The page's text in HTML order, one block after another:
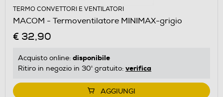
TERMO CONVETTORI E VENTILATORI
MACOM - Termoventilatore MINIMAX-grigio
€ 32,90
Acquisto online: disponibile
Ritiro in negozio in 30' gratuito: verifica
AGGIUNGI